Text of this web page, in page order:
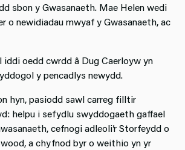
sbon y Gwasanaeth. Mae Helen wedi
o newidiadau mwyaf y Gwasanaeth, ac
oedd cwrdd â Dug Caerloyw yn
y pencadlys newydd.
hyn, pasiodd sawl carreg filltir
helpu i sefydlu swyddogaeth gaffael
cefnogi adleoli’r Storfeydd o
a chyfnod byr o weithio yn yr